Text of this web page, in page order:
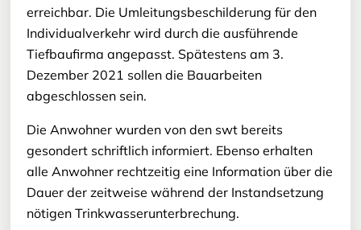
erreichbar. Die Umleitungsbeschilderung für den
Individualverkehr wird durch die ausführende
Tiefbaufirma angepasst. Spätestens am 3.
Dezember 2021 sollen die Bauarbeiten
abgeschlossen sein.
Die Anwohner wurden von den swt bereits
gesondert schriftlich informiert. Ebenso erhalten
alle Anwohner rechtzeitig eine Information über die
Dauer der zeitweise während der Instandsetzung
nötigen Trinkwasserunterbrechung.